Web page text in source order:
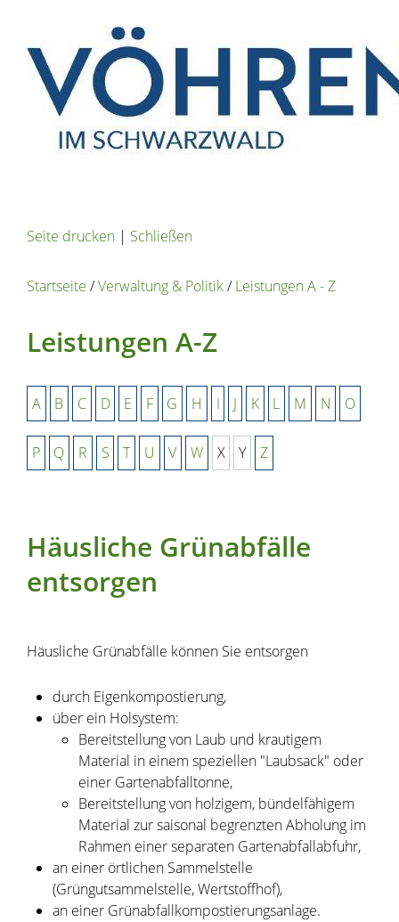
Seite drucken | Schließen
Startseite /Verwaltung & Politik/Leistungen A - Z
Leistungen A-Z
A B C D E F G H I J K L M N O
P Q R S T U V W X Y Z
Häusliche Grünabfälle
entsorgen
Häusliche Grünabfälle können Sie entsorgen
durch Eigenkompostierung,
über ein Holsystem:
Bereitstellung von Laub und krautigem
Material in einem speziellen "Laubsack" oder
einer Gartenabfalltonne,
Bereitstellung von holzigem, bündelfähigem
Material zur saisonal begrenzten Abholung im
Rahmen einer separaten Gartenabfallabfuhr,
an einer örtlichen Sammelstelle
(Grüngutsammelstelle, Wertstoffhof),
an einer Grünabfallkompostierungsanlage.